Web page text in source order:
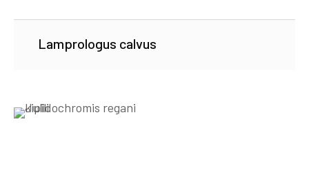
Lamprologus calvus